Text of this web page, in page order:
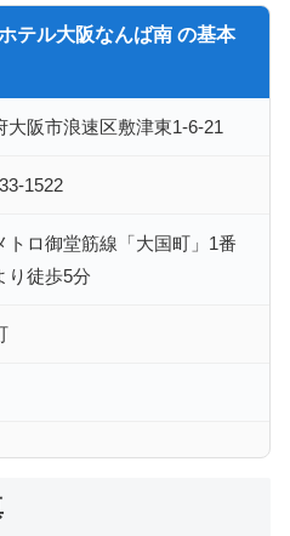
テル大阪なんば南 の基本
大阪市浪速区敷津東1-6-21
1522
トロ御堂筋線「大国町」1番
り徒歩5分